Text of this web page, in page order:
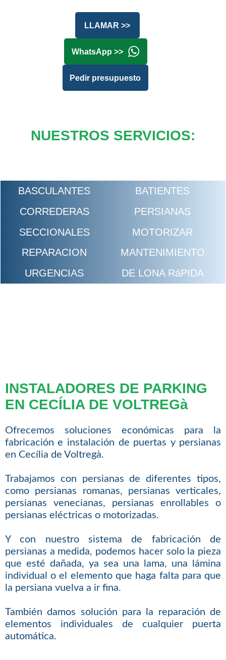
LLAMAR >>
WhatsApp >>
Pedir presupuesto
NUESTROS SERVICIOS:
BASCULANTES
BATIENTES
CORREDERAS
PERSIANAS
SECCIONALES
MOTORIZAR
REPARACION
MANTENIMIENTO
URGENCIAS
DE LONA RáPIDA
INSTALADORES DE PARKING
EN CECÍLIA DE VOLTREGà
Ofrecemos soluciones económicas para la
fabricación e instalación de puertas y persianas
en Cecília de Voltregà.
Trabajamos con persianas de diferentes tipos,
como persianas romanas, persianas verticales,
persianas venecianas, persianas enrollables o
persianas eléctricas o motorizadas.
Y con nuestro sistema de fabricación de
persianas a medida, podemos hacer solo la pieza
que esté dañada, ya sea una lama, una lámina
individual o el elemento que haga falta para que
la persiana vuelva a ir fina.
También damos solución para la reparación de
elementos individuales de cualquier puerta
automática.